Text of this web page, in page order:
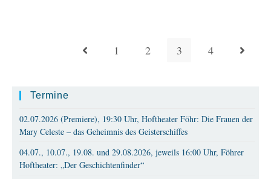
„Feierstunde
Gehe zur vorherigen Seite
1 2 3 4 Gehe
Termine
02.07.2026 (Premiere), 19:30 Uhr, Hoftheater Föhr: Die Frauen der
Mary Celeste – das Geheimnis des Geisterschiffes
04.07., 10.07., 19.08. und 29.08.2026, jeweils 16:00 Uhr, Föhrer
Hoftheater: „Der Geschichtenfinder“